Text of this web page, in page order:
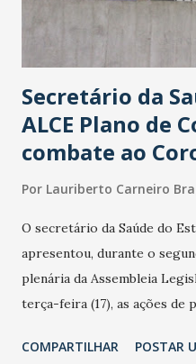
Secretário da
ALCE Plano de
combate ao
Por Lauriberto Carneiro
O secretário da Saúde do
apresentou, durante o
plenária da Assembleia
terça-feira (17), as ações de
adotadas pelo Governo do
COMPARTILHAR POSTAR